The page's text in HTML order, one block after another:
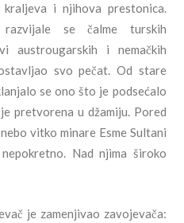
kraljeva i njihova prestonica.
razvijale se čalme turskih
austrougarskih i nemačkih
svo pečat. Od stare
se ono što je podsećalo
pretvorena u džamiju. Pored
vitko minare Esme Sultani
Nad njima široko
je zamenjivao zavojevača: